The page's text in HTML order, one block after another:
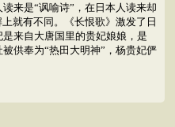
来是“讽喻诗”，在日本人读来却
就有不同。《长恨歌》激发了日
来自大唐国里的贵妃娘娘，是
供奉为“热田大明神”，杨贵妃俨